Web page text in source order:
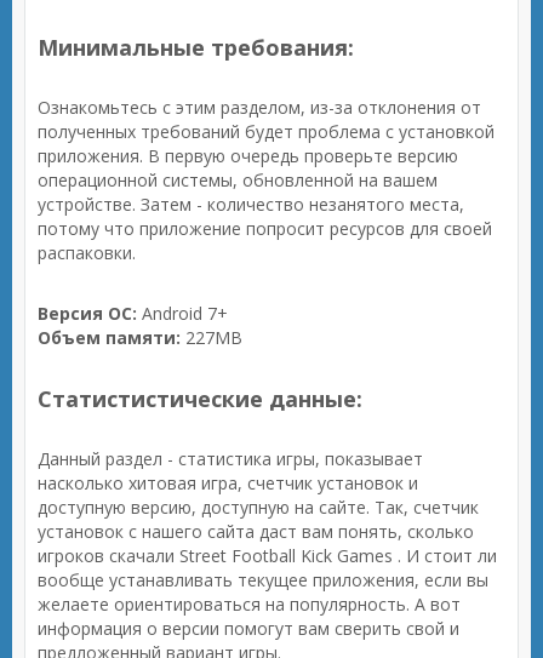
Минимальные требования:
Ознакомьтесь с этим разделом, из-за отклонения от
полученных требований будет проблема с установкой
приложения. В первую очередь проверьте версию
операционной системы, обновленной на вашем
устройстве. Затем - количество незанятого места,
потому что приложение попросит ресурсов для своей
распаковки.
Версия ОС: Android 7+
Объем памяти: 227MB
Статистистические данные:
Данный раздел - статистика игры, показывает
насколько хитовая игра, счетчик установок и
доступную версию, доступную на сайте. Так, счетчик
установок с нашего сайта даст вам понять, сколько
игроков скачали Street Football Kick Games . И стоит ли
вообще устанавливать текущее приложения, если вы
желаете ориентироваться на популярность. А вот
информация о версии помогут вам сверить свой и
предложенный вариант игры.